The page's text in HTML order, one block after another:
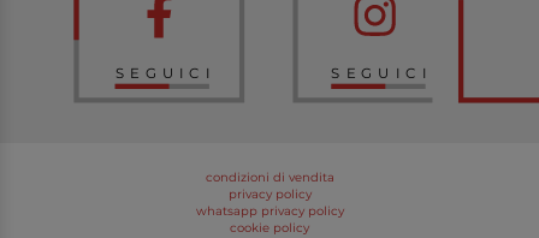
SEGUICI SEGUICI
condizioni di vendita
privacy policy
whatsapp privacy policy
cookie policy